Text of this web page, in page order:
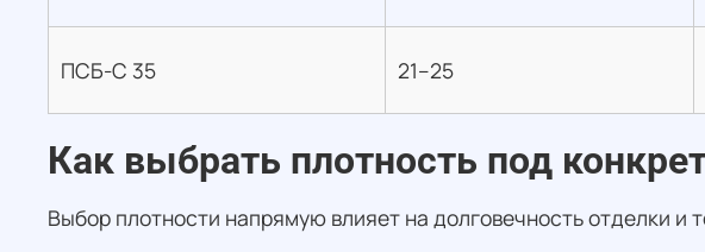
ПСБ-С 35 21–25
Как выбрать плотность под
Выбор плотности напрямую влияет на долговечность отделки